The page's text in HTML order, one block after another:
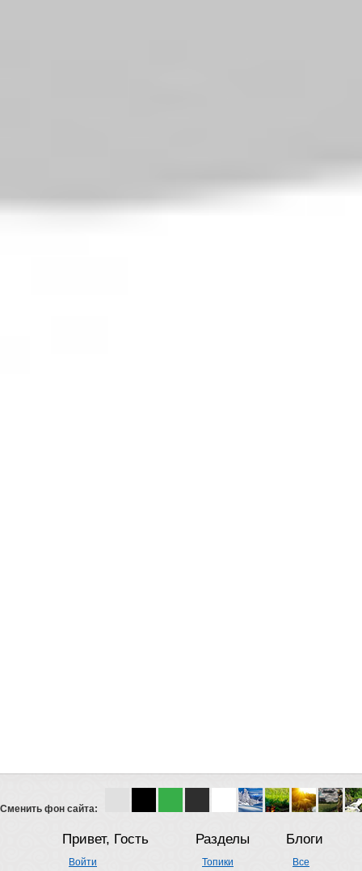
Сменить фон сайта:
Привет, Гость
Войти
Разделы
Топики
Блоги
Все